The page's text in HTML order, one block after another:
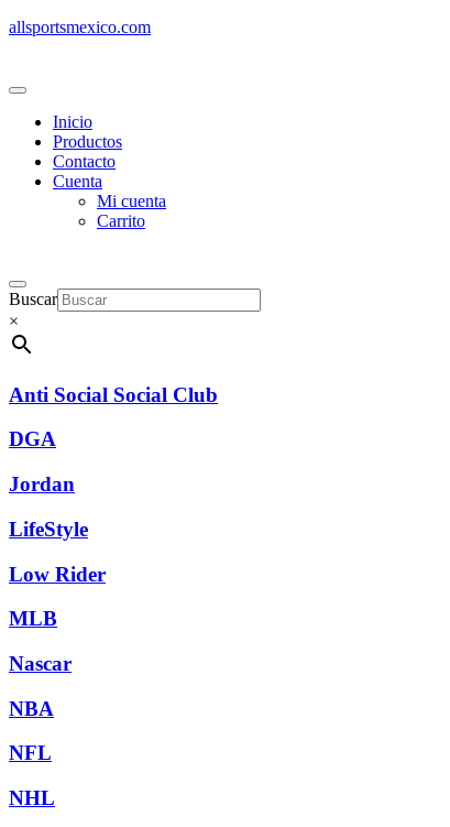
allsportsmexico.com
Inicio
Productos
Contacto
Cuenta
Mi cuenta
Carrito
Buscar
×
Anti Social Social Club
DGA
Jordan
LifeStyle
Low Rider
MLB
Nascar
NBA
NFL
NHL